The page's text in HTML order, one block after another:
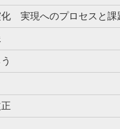
化 実現へのプロセスと課